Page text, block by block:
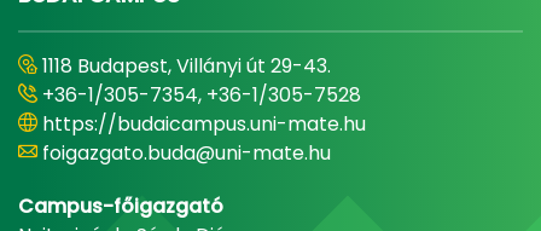
1118 Budapest, Villányi út 29-43.
+36-1/305-7354, +36-1/305-7528
https://budaicampus.uni-mate.hu
foigazgato.buda@uni-mate.hu
Campus-főigazgató